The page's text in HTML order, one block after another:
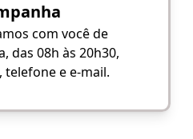
com você de
das 08h às 20h30,
telefone e e-mail.